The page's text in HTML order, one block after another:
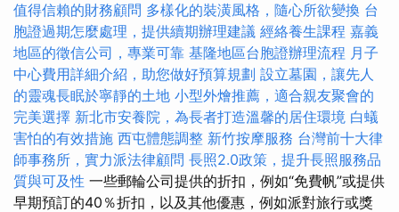
值得信賴的財務顧問 多樣化的裝潢風格，隨心所欲變換 台
胞證過期怎麼處理，提供續期辦理建議 經絡養生課程 嘉義
地區的徵信公司，專業可靠 基隆地區台胞證辦理流程 月子
中心費用詳細介紹，助您做好預算規劃 設立墓園，讓先人
的靈魂長眠於寧靜的土地 小型外燴推薦，適合親友聚會的
完美選擇 新北市安養院，為長者打造溫馨的居住環境 白蟻
害怕的有效措施 西屯體態調整 新竹按摩服務 台灣前十大律
師事務所，實力派法律顧問 長照2.0政策，提升長照服務品
質與可及性 一些郵輪公司提供的折扣，例如“免費帆”或提供
早期預訂的40％折扣，以及其他優惠，例如派對旅行或獎